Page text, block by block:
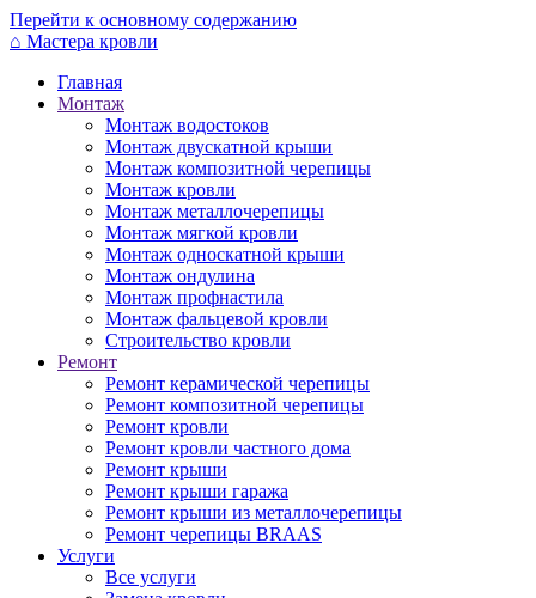
Перейти к основному содержанию
⌂ Мастера кровли
Главная
Монтаж
Монтаж водостоков
Монтаж двускатной крыши
Монтаж композитной черепицы
Монтаж кровли
Монтаж металлочерепицы
Монтаж мягкой кровли
Монтаж односкатной крыши
Монтаж ондулина
Монтаж профнастила
Монтаж фальцевой кровли
Строительство кровли
Ремонт
Ремонт керамической черепицы
Ремонт композитной черепицы
Ремонт кровли
Ремонт кровли частного дома
Ремонт крыши
Ремонт крыши гаража
Ремонт крыши из металлочерепицы
Ремонт черепицы BRAAS
Услуги
Все услуги